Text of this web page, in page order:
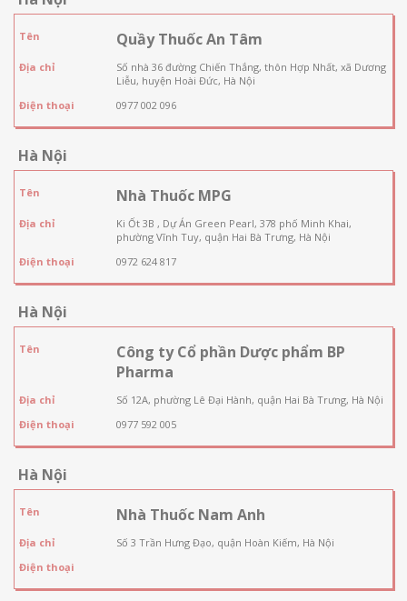
Tên Quầy Thuốc An Tâm
Địa chỉ
Số nhà 36 đường Chiến Thắng, thôn Hợp Nhất, xã Dương
Liễu, huyện Hoài Đức, Hà Nội
Điện thoại
0977 002 096
Hà Nội
Tên Nhà Thuốc MPG
Địa chỉ
Ki Ốt 3B , Dự Án Green Pearl, 378 phố Minh Khai,
phường Vĩnh Tuy, quận Hai Bà Trưng, Hà Nội
Điện thoại
0972 624 817
Hà Nội
Tên
Công ty Cổ phần Dược phẩm BP
Pharma
Địa chỉ
Số 12A, phường Lê Đại Hành, quận Hai Bà Trưng, Hà Nội
Điện thoại
0977 592 005
Hà Nội
Tên Nhà Thuốc Nam Anh
Địa chỉ
Số 3 Trần Hưng Đạo, quận Hoàn Kiếm, Hà Nội
Điện thoại